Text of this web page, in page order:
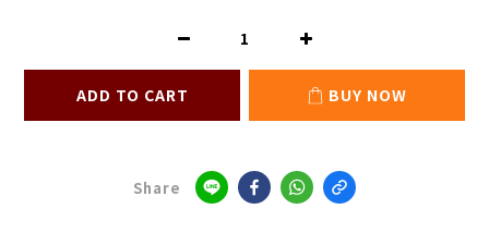
ADD TO CART BUY NOW
Share